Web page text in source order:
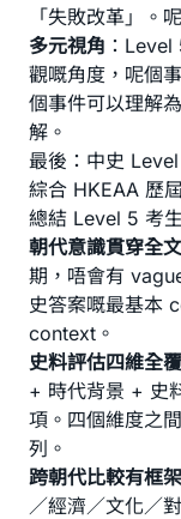
「失敗改革」。
多元視角 ：
觀嘅角度，呢個
個事件可以理解
解。
最後：中史
綜合 HKEAA 歷
總結 Level 5 考
朝代意識貫穿全文
期，唔會有
史答案嘅最基本
context。
史料評估四維全
+ 時代背景 + 史
項。四個維度之
列。
跨朝代比較有框架
／經濟／文化／